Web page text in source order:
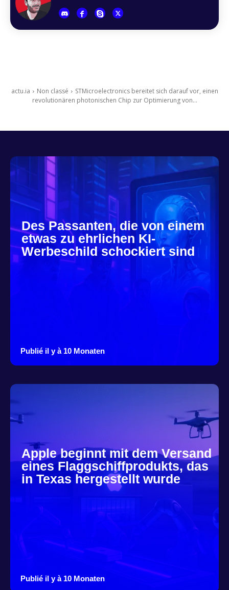
actu.ia Non classé
STMicroelectronics bereitet sich darauf vor, einen
revolutionären photonischen Chip zur Optimierung von...
Des Passanten, die von einem
etwas zu ehrlichen KI-
Werbeschild schockiert sind
Publié il y à 10 Monaten
Apple beginnt mit dem Versand
eines Flaggschiffprodukts, das
in Texas hergestellt wurde
Publié il y à 10 Monaten